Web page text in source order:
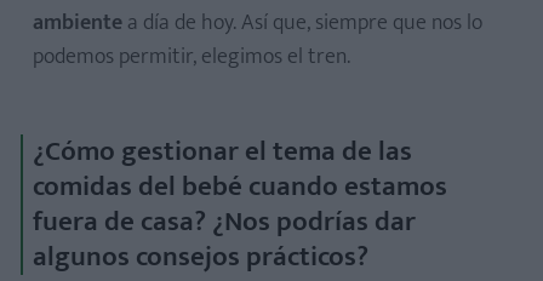
ambientea día de hoy. Así que, siempre que nos lo
podemos permitir, elegimos el tren.
¿Cómo gestionar el tema de las
comidas del bebé cuando estamos
fuera de casa? ¿Nos podrías dar
algunos consejos prácticos?